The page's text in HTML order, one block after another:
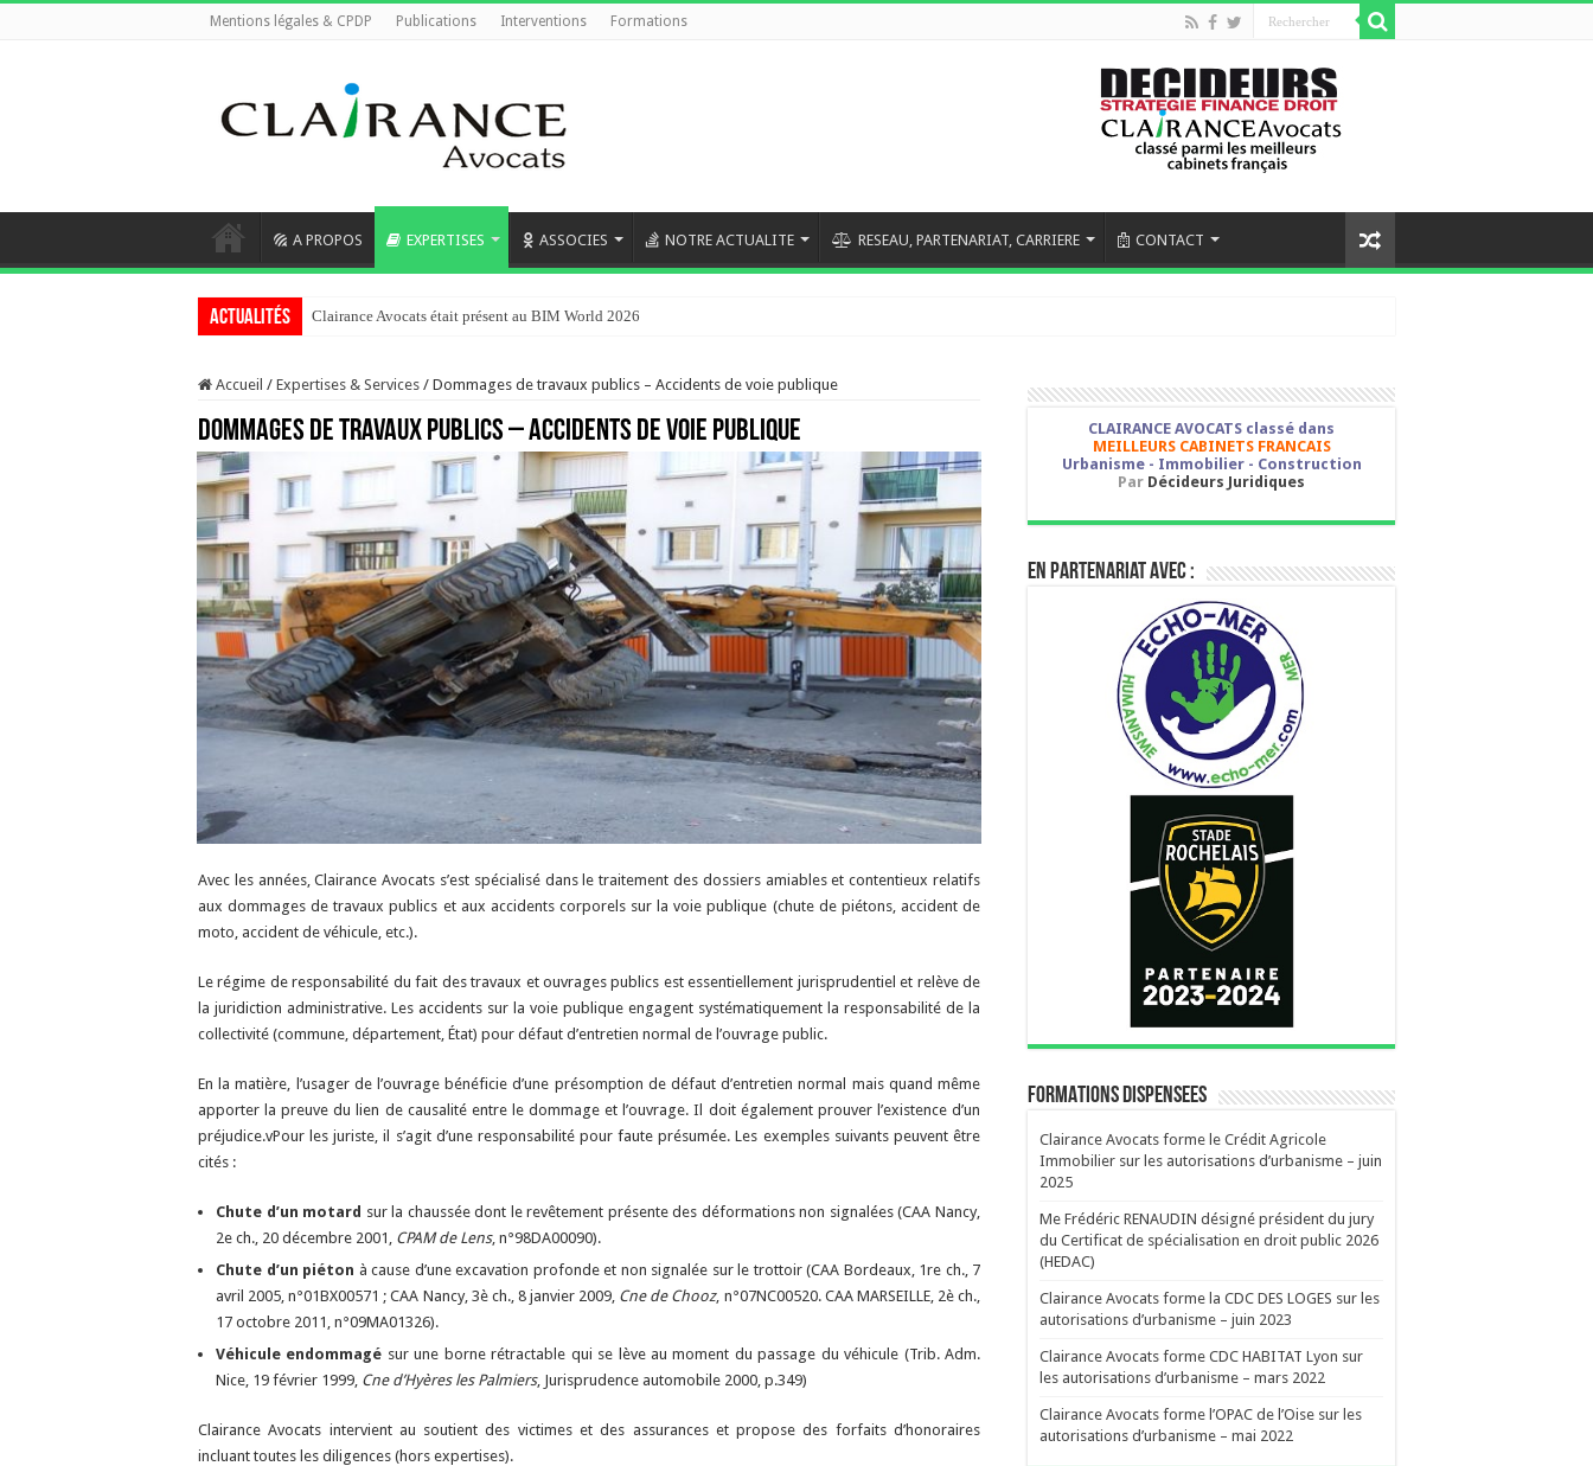
Mentions légales & CPDP Publications Interventions Formations
A PROPOS EXPERTISES ASSOCIES NOTRE ACTUALITE RESEAU, PARTENARIAT, CARRIERE CONTACT
Actualités Clairance Avocats était présent au BIM World 2026
Accueil / Expertises & Services / Dommages de travaux publics – Accidents de voie publique
Dommages de travaux publics – Accidents de voie publique
Avec les années, Clairance Avocats s’est spécialisé dans le traitement des dossiers amiables et contentieux relatifs
aux dommages de travaux publics et aux accidents corporels sur la voie publique (chute de piétons, accident de
moto, accident de véhicule, etc.).
Le régime de responsabilité du fait des travaux et ouvrages publics est essentiellement jurisprudentiel et relève de
la juridiction administrative. Les accidents sur la voie publique engagent systématiquement la responsabilité de la
collectivité (commune, département, État) pour défaut d’entretien normal de l’ouvrage public.
En la matière, l’usager de l’ouvrage bénéficie d’une présomption de défaut d’entretien normal mais quand même
apporter la preuve du lien de causalité entre le dommage et l’ouvrage. Il doit également prouver l’existence d’un
préjudice.vPour les juriste, il s’agit d’une responsabilité pour faute présumée. Les exemples suivants peuvent être
cités :
Chute d’un motard sur la chaussée dont le revêtement présente des déformations non signalées (CAA Nancy,
2e ch., 20 décembre 2001, CPAM de Lens, n°98DA00090).
Chute d’un piéton à cause d’une excavation profonde et non signalée sur le trottoir (CAA Bordeaux, 1re ch., 7
avril 2005, n°01BX00571 ; CAA Nancy, 3è ch., 8 janvier 2009, Cne de Chooz, n°07NC00520. CAA MARSEILLE, 2è ch.,
17 octobre 2011, n°09MA01326).
Véhicule endommagé sur une borne rétractable qui se lève au moment du passage du véhicule (Trib. Adm.
Nice, 19 février 1999, Cne d’Hyères les Palmiers, Jurisprudence automobile 2000, p.349)
Clairance Avocats intervient au soutient des victimes et des assurances et propose des forfaits d’honoraires
incluant toutes les diligences (hors expertises).
CLAIRANCE AVOCATS classé dans
MEILLEURS CABINETS FRANCAIS
Urbanisme - Immobilier - Construction
Par Décideurs Juridiques
En partenariat avec :
FORMATIONS DISPENSEES
Clairance Avocats forme le Crédit Agricole
Immobilier sur les autorisations d’urbanisme – juin
2025
Me Frédéric RENAUDIN désigné président du jury
du Certificat de spécialisation en droit public 2026
(HEDAC)
Clairance Avocats forme la CDC DES LOGES sur les
autorisations d’urbanisme – juin 2023
Clairance Avocats forme CDC HABITAT Lyon sur
les autorisations d’urbanisme – mars 2022
Clairance Avocats forme l’OPAC de l’Oise sur les
autorisations d’urbanisme – mai 2022